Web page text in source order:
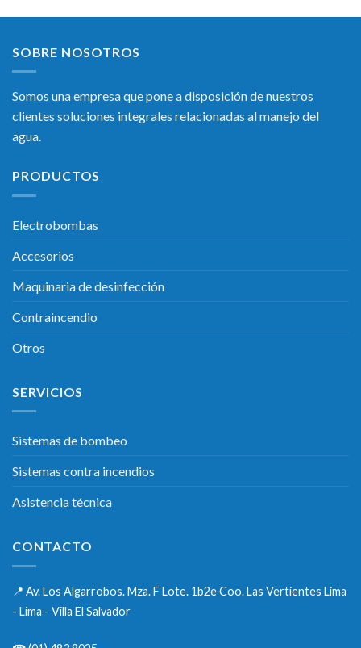
SOBRE NOSOTROS
Somos una empresa que pone a disposición de nuestros
clientes soluciones integrales relacionadas al manejo del
agua.
PRODUCTOS
Electrobombas
Accesorios
Maquinaria de desinfección
Contraincendio
Otros
SERVICIOS
Sistemas de bombeo
Sistemas contra incendios
Asistencia técnica
CONTACTO
📍 Av. Los Algarrobos. Mza. F Lote. 1b2e Coo. Las Vertientes Lima
- Lima - Villa El Salvador